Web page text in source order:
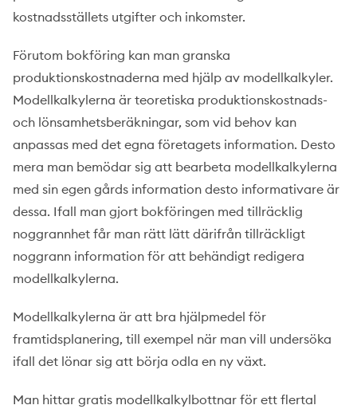
kostnadsställets utgifter och inkomster.
Förutom bokföring kan man granska
produktionskostnaderna med hjälp av modellkalkyler.
Modellkalkylerna är teoretiska produktionskostnads-
och lönsamhetsberäkningar, som vid behov kan
anpassas med det egna företagets information. Desto
mera man bemödar sig att bearbeta modellkalkylerna
med sin egen gårds information desto informativare är
dessa. Ifall man gjort bokföringen med tillräcklig
noggrannhet får man rätt lätt därifrån tillräckligt
noggrann information för att behändigt redigera
modellkalkylerna.
Modellkalkylerna är att bra hjälpmedel för
framtidsplanering, till exempel när man vill undersöka
ifall det lönar sig att börja odla en ny växt.
Man hittar gratis modellkalkylbottnar för ett flertal